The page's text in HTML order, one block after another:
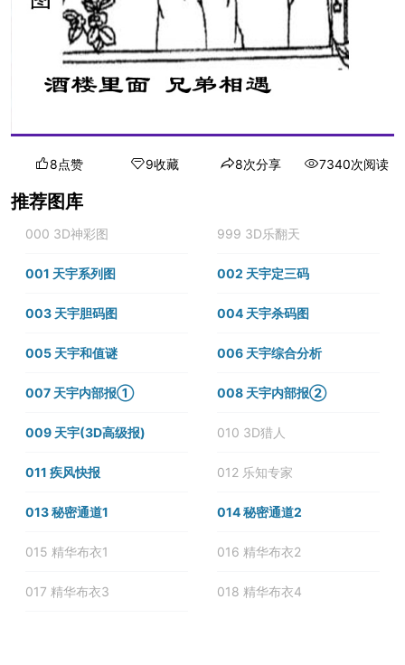
8点赞 9收藏 8次分享 7340次阅读
推荐图库
000 3D神彩图 999 3D乐翻天
001 天宇系列图 002 天宇定三码
003 天宇胆码图 004 天宇杀码图
005 天宇和值谜 006 天宇综合分析
007 天宇内部报① 008 天宇内部报②
009 天宇(3D高级报) 010 3D猎人
011 疾风快报 012 乐知专家
013 秘密通道1 014 秘密通道2
015 精华布衣1 016 精华布衣2
017 精华布衣3 018 精华布衣4